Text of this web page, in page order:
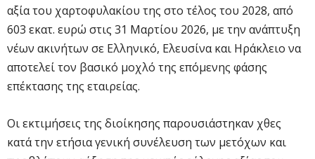
αξία του χαρτοφυλακίου της στο τέλος του 2028, από
603 εκατ. ευρώ στις 31 Μαρτίου 2026, με την ανάπτυξη
νέων ακινήτων σε Ελληνικό, Ελευσίνα και Ηράκλειο να
αποτελεί τον βασικό μοχλό της επόμενης φάσης
επέκτασης της εταιρείας.
Οι εκτιμήσεις της διοίκησης παρουσιάστηκαν χθες
κατά την ετήσια γενική συνέλευση των μετόχων και